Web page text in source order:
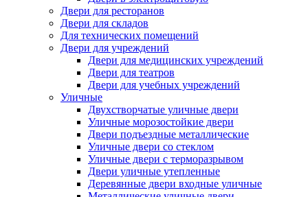
Двери для ресторанов
Двери для складов
Для технических помещений
Двери для учреждений
Двери для медицинских учреждений
Двери для театров
Двери для учебных учреждений
Уличные
Двухстворчатые уличные двери
Уличные морозостойкие двери
Двери подъездные металлические
Уличные двери со стеклом
Уличные двери с терморазрывом
Двери уличные утепленные
Деревянные двери входные уличные